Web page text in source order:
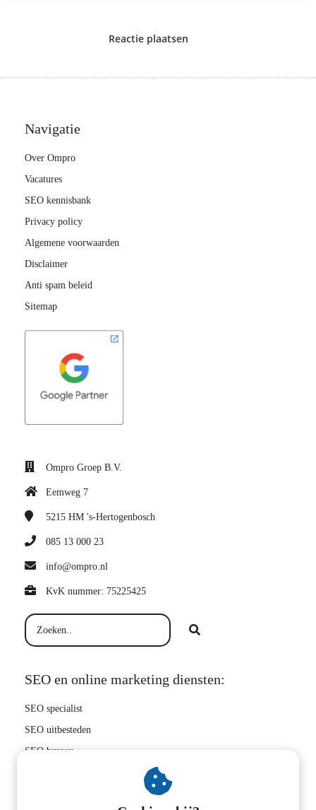
Reactie plaatsen
Navigatie
Over Ompro
Vacatures
SEO kennisbank
Privacy policy
Algemene voorwaarden
Disclaimer
Anti spam beleid
Sitemap
Ompro Groep B.V.
Eemweg 7
5215 HM 's-Hertogenbosch
085 13 000 23
info@ompro.nl
KvK nummer: 75225425
SEO en online marketing diensten:
SEO specialist
SEO uitbesteden
SEO bureau